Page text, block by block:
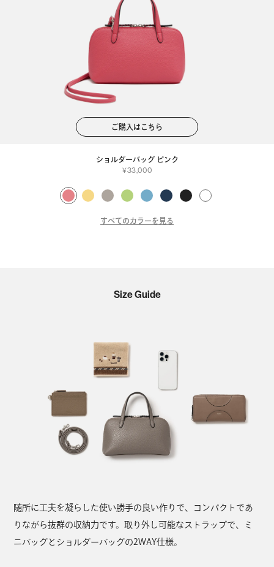
ショルダーバッグ ピンク
33,000
ご購入はこちら
すべてのカラーを見る
Size Guide
随所に工夫を凝らした使い勝手の良い作りで、コンパクトであ
りながら抜群の収納力です。取り外し可能なストラップで、ミ
ニバッグとショルダーバッグの2WAY仕様。